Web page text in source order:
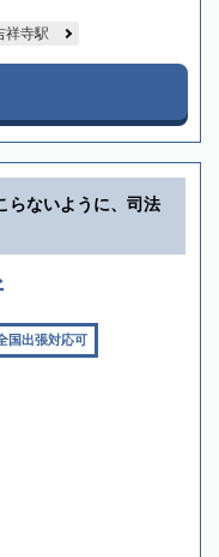
祥寺駅
らないように、司法
国出張対応可